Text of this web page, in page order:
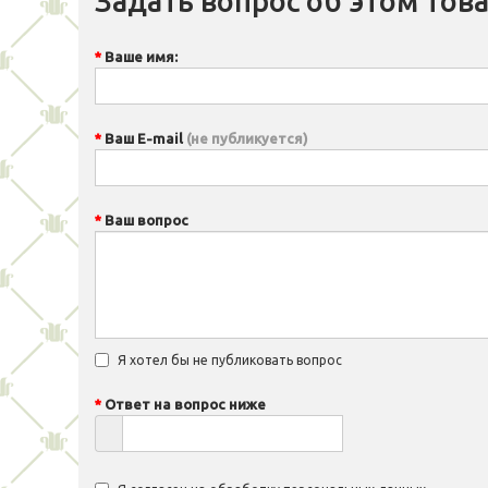
Ваше имя:
Ваш E-mail (не публикуется)
Ваш вопрос
Я хотел бы не публиковать вопрос
Ответ на вопрос ниже